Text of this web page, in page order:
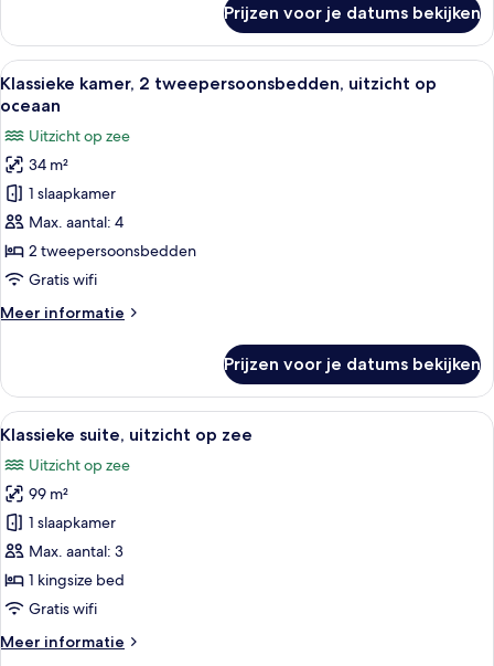
kamer
Prijzen voor je datums bekijken
Alle
foto's
Klassieke
kamer,
2
tweepersoonsbedden,
uitzicht
op
laden
Een hotelkamer met twee bedden,
4
Klassieke kamer, 2 tweepersoonsbedden, uitzicht op
oceaan
Uitzicht op zee
34 m²
1 slaapkamer
Max. aantal: 4
2 tweepersoonsbedden
Gratis wifi
Meer informatie
Meer
kamer,
tweepersoonsbedden,
op
oceaan
Prijzen voor je datums bekijken
Alle
foto's
voor
Klassieke
suite,
uitzicht
op
zee
Een hotelkamer met een groot bed,
2
Klassieke suite, uitzicht op zee
Uitzicht op zee
99 m²
1 slaapkamer
Max. aantal: 3
1 kingsize bed
Gratis wifi
Meer informatie
Meer